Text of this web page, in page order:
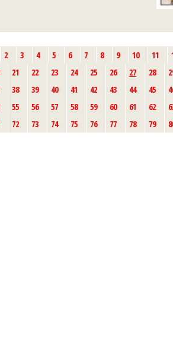
2 3 4 5 6 7 8 9 10 11
21 22 23 24 25 26 27 28
38 39 40 41 42 43 44 45
55 56 57 58 59 60 61 62
72 73 74 75 76 77 78 79